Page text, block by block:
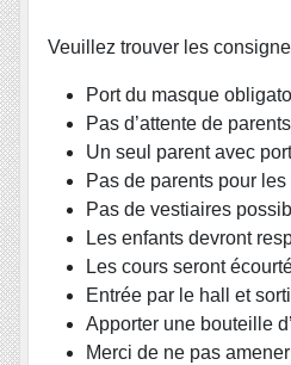
Veuillez trouver les
Port du masque
Pas d’attente de
Un seul parent avec
Pas de parents pour les
Pas de vestiaires
Les enfants devront
Les cours seront
Entrée par le hall et
Apporter une bouteille
Merci de ne pas